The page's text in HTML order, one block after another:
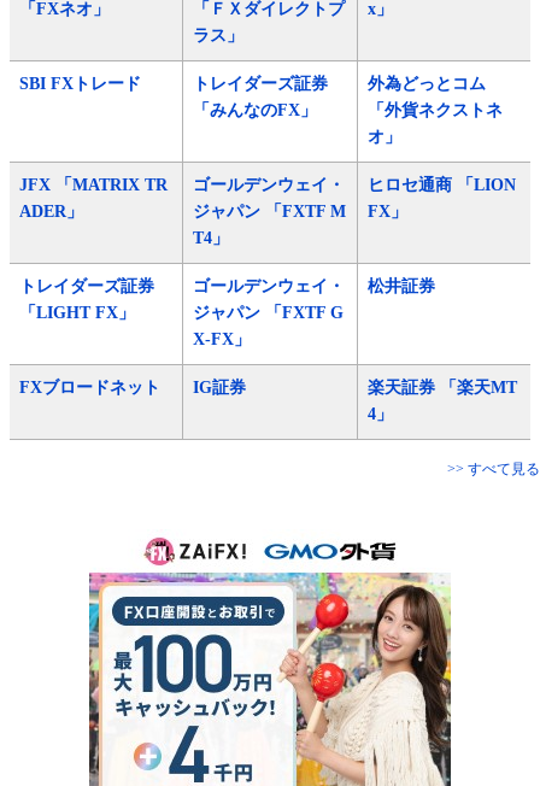
「FXネオ」
「ＦＸダイレクトプ
ラス」
x」
SBI FXトレード
トレイダーズ証券
「みんなのFX」
外為どっとコム
「外貨ネクストネ
オ」
JFX 「MATRIX TR
ADER」
ゴールデンウェイ・
ジャパン 「FXTF M
T4」
ヒロセ通商 「LION
FX」
トレイダーズ証券
「LIGHT FX」
ゴールデンウェイ・
ジャパン 「FXTF G
X-FX」
松井証券
FXブロードネット IG証券
楽天証券 「楽天MT
4」
>> すべて見る